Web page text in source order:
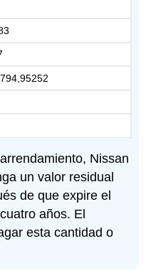
Nissan
un valor residual
de que expire el
años. El
esta cantidad o